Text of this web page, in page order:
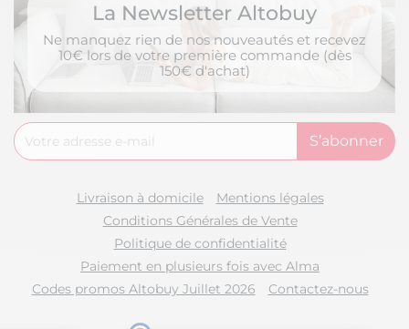
La Newsletter Altobuy
Ne manquez rien de nos nouveautés et recevez
10€ lors de votre première commande (dès
150€ d'achat)
Livraison à domicile
Mentions légales
Conditions Générales de Vente
Politique de confidentialité
Paiement en plusieurs fois avec Alma
Codes promos Altobuy Juillet 2026
Contactez-nous